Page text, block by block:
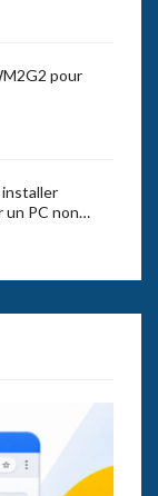
pour
un PC non…